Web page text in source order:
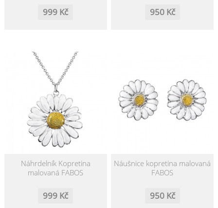
999 Kč 950 Kč
Náhrdelník Kopretina
malovaná FABOS
999 Kč
Náušnice kopretina malovaná
FABOS
950 Kč